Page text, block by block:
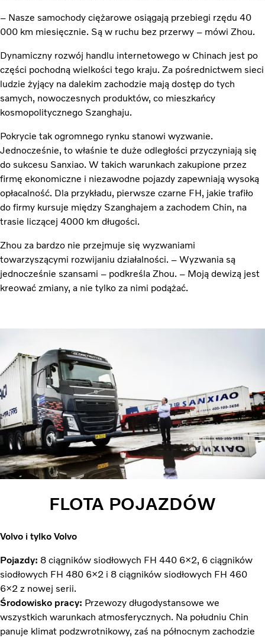
– Nasze samochody ciężarowe osiągają przebiegi rzędu 40
000 km miesięcznie. Są w ruchu bez przerwy – mówi Zhou.
Dynamiczny rozwój handlu internetowego w Chinach jest po
części pochodną wielkości tego kraju. Za pośrednictwem sieci
ludzie żyjący na dalekim zachodzie mają dostęp do tych
samych, nowoczesnych produktów, co mieszkańcy
kosmopolitycznego Szanghaju.
Pokrycie tak ogromnego rynku stanowi wyzwanie.
Jednocześnie, to właśnie te duże odległości przyczyniają się
do sukcesu Sanxiao. W takich warunkach zakupione przez
firmę ekonomiczne i niezawodne pojazdy zapewniają wysoką
opłacalność. Dla przykładu, pierwsze czarne FH, jakie trafiło
do firmy kursuje między Szanghajem a zachodem Chin, na
trasie liczącej 4000 km długości.
Zhou za bardzo nie przejmuje się wyzwaniami
towarzyszącymi rozwijaniu działalności. – Wyzwania są
jednocześnie szansami – podkreśla Zhou. – Moją dewizą jest
kreować zmiany, a nie tylko za nimi podążać.
FLOTA POJAZDÓW
Volvo i tylko Volvo
Pojazdy: 8 ciągników siodłowych FH 440 6×2, 6 ciągników
siodłowych FH 480 6×2 i 8 ciągników siodłowych FH 460
6×2 z nowej serii.
Środowisko pracy: Przewozy długodystansowe we
wszystkich warunkach atmosferycznych. Na południu Chin
panuje klimat podzwrotnikowy, zaś na północnym zachodzie